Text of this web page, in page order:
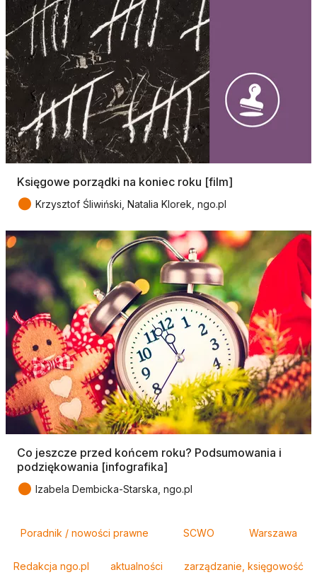
Księgowe porządki na koniec roku [film]
● Krzysztof Śliwiński, Natalia Klorek, ngo.pl
Co jeszcze przed końcem roku? Podsumowania i
podziękowania [infografika]
● Izabela Dembicka-Starska, ngo.pl
Poradnik / nowości prawne SCWO Warszawa
Redakcja ngo.pl aktualności zarządzanie, księgowość